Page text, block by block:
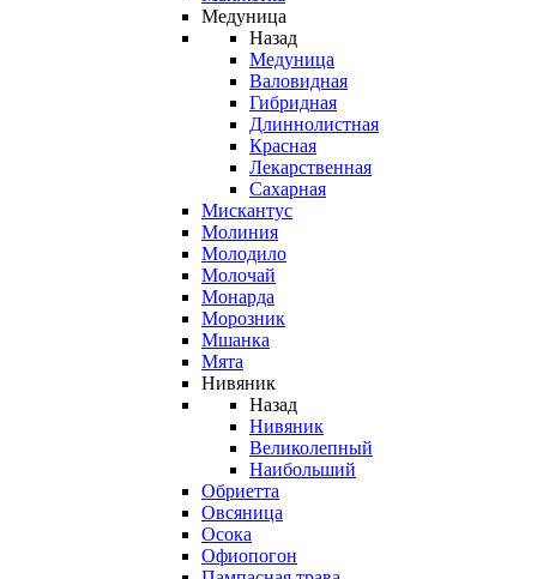
Медуница
Назад
Медуница
Валовидная
Гибридная
Длиннолистная
Красная
Лекарственная
Сахарная
Мискантус
Молиния
Молодило
Молочай
Монарда
Морозник
Мшанка
Мята
Нивяник
Назад
Нивяник
Великолепный
Наибольший
Обриетта
Овсяница
Осока
Офиопогон